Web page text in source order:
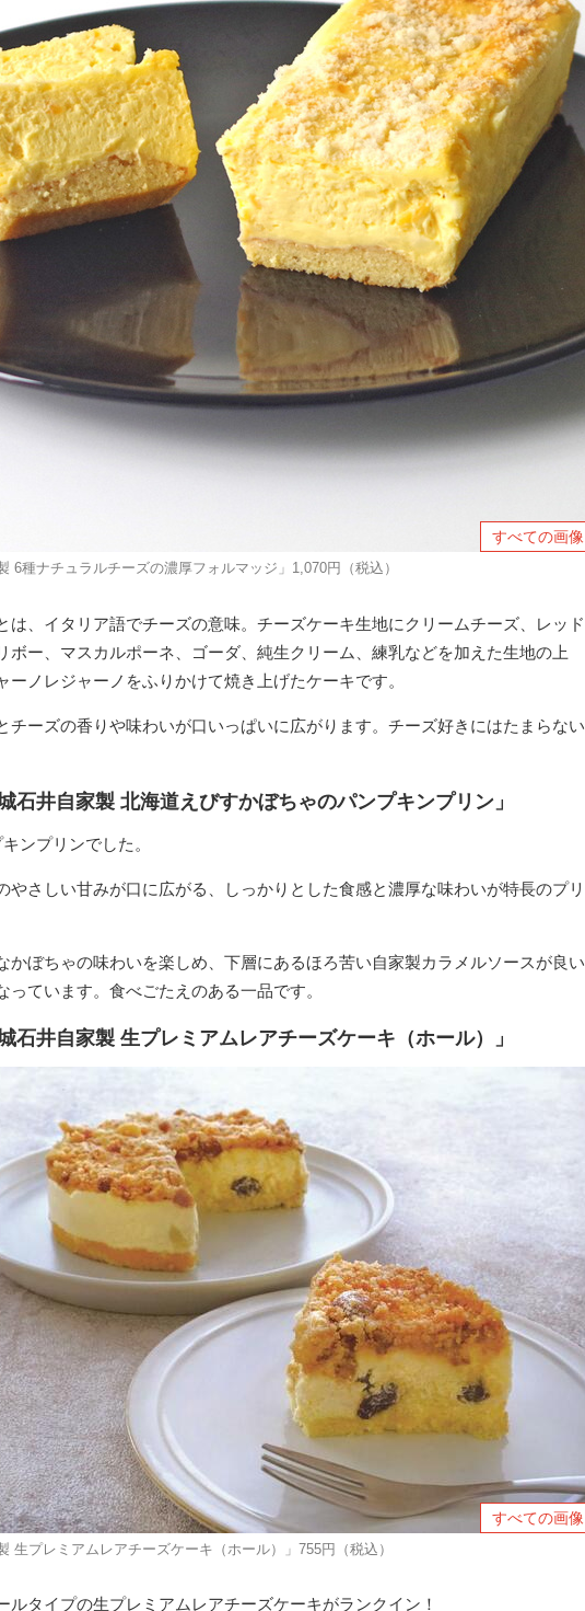
すべての画像
6種ナチュラルチーズの濃厚フォルマッジ」1,070円（税込）
は、イタリア語でチーズの意味。チーズケーキ生地にクリームチーズ、レッド
ボー、マスカルポーネ、ゴーダ、純生クリーム、練乳などを加えた生地の上
ーノレジャーノをふりかけて焼き上げたケーキです。
チーズの香りや味わいが口いっぱいに広がります。チーズ好きにはたまらない
石井自家製 北海道えびすかぼちゃのパンプキンプリン」
ンプリンでした。
やさしい甘みが口に広がる、しっかりとした食感と濃厚な味わいが特長のプリ
かぼちゃの味わいを楽しめ、下層にあるほろ苦い自家製カラメルソースが良い
っています。食べごたえのある一品です。
石井自家製 生プレミアムレアチーズケーキ（ホール）」
すべての画像
生プレミアムレアチーズケーキ（ホール）」755円（税込）
ルタイプの生プレミアムレアチーズケーキがランクイン！